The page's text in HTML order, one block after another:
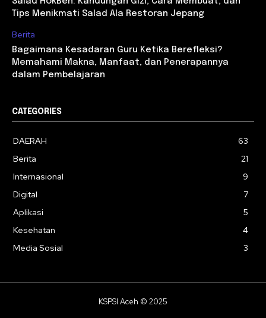
Tips Menikmati Salad Ala Restoran Jepang
Berita
Bagaimana Kesadaran Guru Ketika Berefleksi?
Memahami Makna, Manfaat, dan Penerapannya
dalam Pembelajaran
CATEGORIES
DAERAH
63
Berita
21
Internasional
9
Digital
7
Aplikasi
5
Kesehatan
4
Media Sosial
3
KSPSI Aceh © 2025